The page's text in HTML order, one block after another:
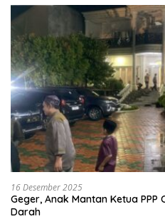
16 Desember 2025
Geger, Anak Mantan Ketua PPP
Darah